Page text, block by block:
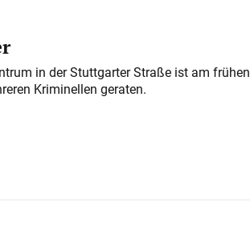
in der Stuttgarter Straße ist am frühen
Kriminellen geraten.